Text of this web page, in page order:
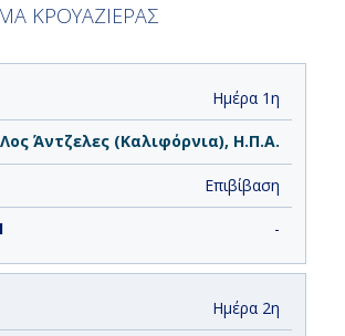
ΚΡΟΥΑΖΙΕΡΑΣ
ΑΝΑΧΩΡΗΣΗ
Ημέρα 1η
Άντζελες (Καλιφόρνια), Η.Π.Α.
Επιβίβαση
-
Ημέρα 2η